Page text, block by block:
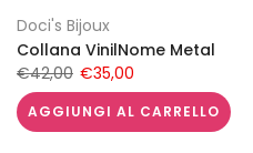
Doci's Bijoux
Collana VinilNome Metal
€42,00 €35,00
AGGIUNGI AL CARRELLO